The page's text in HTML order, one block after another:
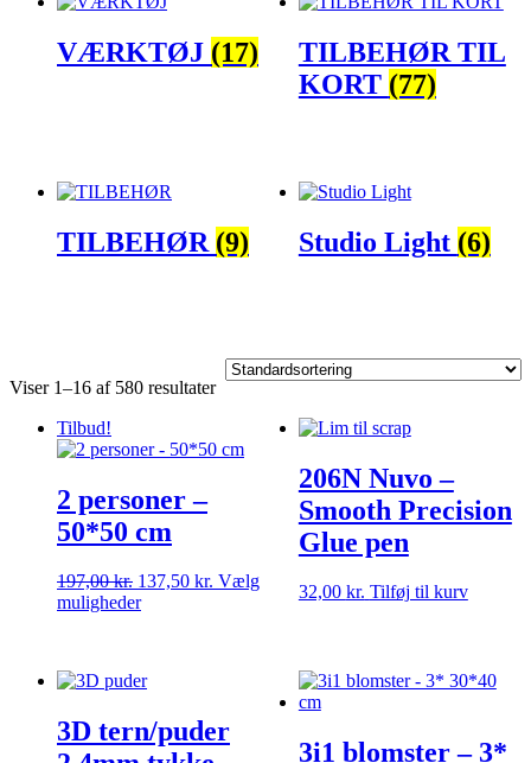
VÆRKTØJ (17)
TILBEHØR TIL
KORT (77)
TILBEHØR (9) Studio Light (6)
Viser 1–16 af 580 resultater
Tilbud!
2 personer –
50*50 cm
197,00kr. Den
oprindelige
137,50 kr. Den
Vælg
mulighederDette
varianter.
kan
vælges
206N Nuvo –
Smooth Precision
Glue pen
32,00 kr. Tilføj til kurv
3D tern/puder
3i1 blomster – 3*